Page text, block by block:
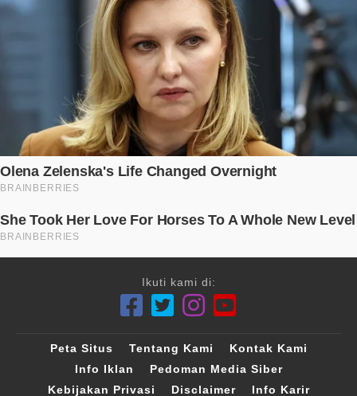
Ikuti kami di:
Peta Situs Tentang Kami
Kontak Kami
Info Iklan
Pedoman Media Siber
Kebijakan Privasi
Disclaimer Info Karir